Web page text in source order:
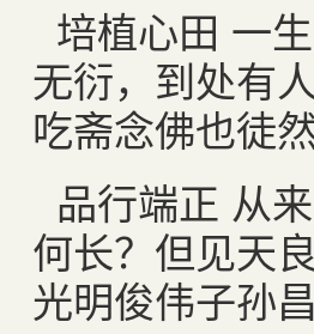
培植心田 一
无衍，到处有
吃斋念佛也徒
品行端正 从
何长？但见天
光明俊伟子孙